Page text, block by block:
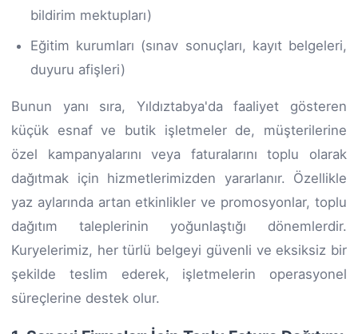
bildirim mektupları)
Eğitim kurumları (sınav sonuçları, kayıt belgeleri,
duyuru afişleri)
Bunun yanı sıra, Yıldıztabya'da faaliyet gösteren
küçük esnaf ve butik işletmeler de, müşterilerine
özel kampanyalarını veya faturalarını toplu olarak
dağıtmak için hizmetlerimizden yararlanır. Özellikle
yaz aylarında artan etkinlikler ve promosyonlar, toplu
dağıtım taleplerinin yoğunlaştığı dönemlerdir.
Kuryelerimiz, her türlü belgeyi güvenli ve eksiksiz bir
şekilde teslim ederek, işletmelerin operasyonel
süreçlerine destek olur.